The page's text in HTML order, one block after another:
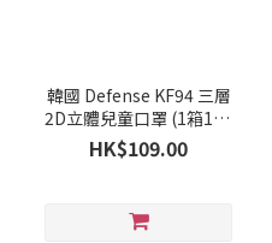
韓國 Defense KF94 三層
2D立體兒童口罩 (1箱100
個)(9月下旬)
HK$109.00